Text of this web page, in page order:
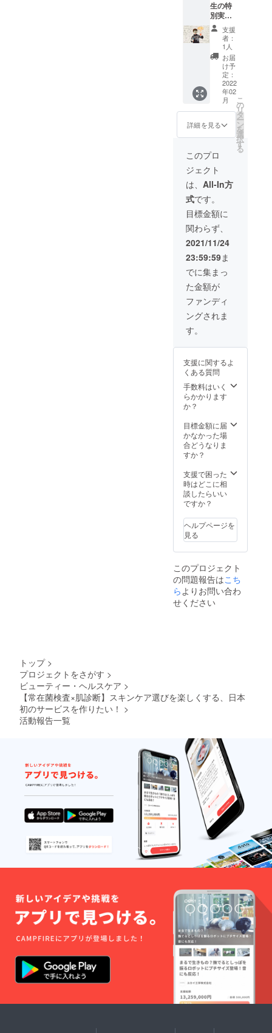
シャル
希望」
と記載
してく
ださ
い）
してい
ます。
※実験材
料はこ
ちらで
用意い
たしま
す。
（実験
材料費
は込み
です）
んが読
んでも
大人が
読んで
も楽し
い、常
在菌を
学ぶミ
ニブッ
クとオ
リジナ
ルTシャ
ツの
■ミニ
ブック
10ペー
ジ程
度。 人
と菌の
歴史や
その種
類、最
近の研
究につ
いて学
ぶこと
ができ
ます こ
ちらは
ユーブ
ローム
ル作品
になり
ます。
■Tシャ
ツ ※サ
イズは
びいた
だけま
す。 ※
ものと
は異な
りま
す。 ※T
の柄・
色はお
選びい
ただけ
ん。 ■
webサ
イトへ
のお名
前掲載
ます。
シャル
希望」
と記載
してく
ださ
い）
生の特
別実験
教室で
応援プ
ラン：
お礼の
お手紙
+ 実験
教室の
特別招
待状 ＋
特別実
験プラ
ン 科学
コミュ
ニケー
ターと
しての
顔を持
つ早船
先生に
よる実
験教室
です。
お好き
なテー
マでプ
ランを
組み、
一緒に
実験を
行いま
す。 ※
ライ
アルイ
ベント
のどち
らかお
ひとつ
ます。
開催は
２月の
土日、
イベン
ト希望
の方向
けには
郊での
開催を
予定し
ていま
考欄に
どちら
を希望
してい
るか記
お伺い
いたし
数のメ
ニュー
をご用
意して
おりま
すが、
ご希望
を相談
するこ
とも可
能で
す。 ※
実験材
料はこ
用意い
たしま
す。内
容に
よって
は追加
で実費
が発生
する場
ざいま
す。
支援
者：
1人
お届
け予
定：
2022
年02
月
詳細を見る
こ
の
リ
タ
ー
ン
を
選
択
す
る
このプロ
ジェクト
は、 All-In方
式です。
目標金額に
関わらず、
2021/11/24
23:59:59ま
でに集まっ
た金額が
ファンディ
ングされま
す。
支援に関するよ
くある質問
手数料はいく
らかかります
か？
目標金額に届
かなかった場
合どうなりま
すか？
支援で困った
時はどこに相
談したらいい
ですか？
ヘルプページを
見る
このプロジェクト
の問題報告はこち
らよりお問い合わ
せください
トップ >
プロジェクトをさがす >
ビューティー・ヘルスケア >
【常在菌検査×肌診断】スキンケア選びを楽しくする、日本
初のサービスを作りたい！ >
活動報告一覧